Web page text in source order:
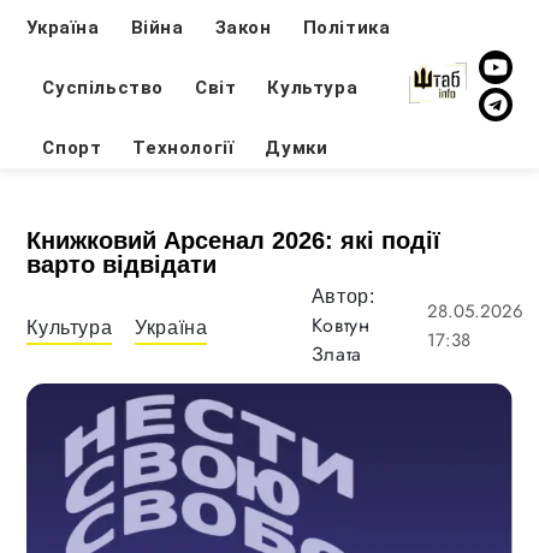
Україна Війна Закон Політика
Суспільство Світ Культура
Спорт Технології Думки
Книжковий Арсенал 2026: які події
варто відвідати
Культура Україна
Автор:
Ковтун
Злата
28.05.2026
17:38